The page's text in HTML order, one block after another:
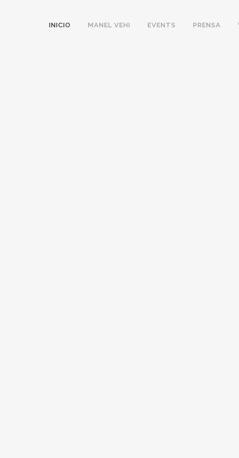
INICIO MANEL VEHI EVENTS PRENSA